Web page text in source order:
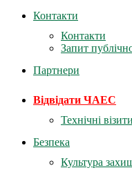
Контакти
Контакти
Запит
Партнери
Відвідати ЧАЕС
Технічні
Безпека
Культура